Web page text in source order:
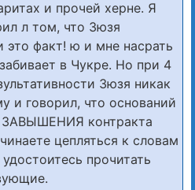
и прочей херне. Я
л том, что Зюзя
факт! ю и мне насрать
в Чукре. Но при 4
Зюзя никак
и говорил, что оснований
ЗАВЫШЕНИЯ контракта
цепляться к словам
прочитать